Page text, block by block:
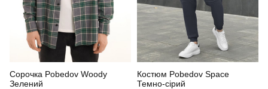
Сезон осінь
Колір темно-сірий
Матеріал
Сорочка Pobedov Woody
Зелений
Костюм Pobedov Space
Темно-сірий